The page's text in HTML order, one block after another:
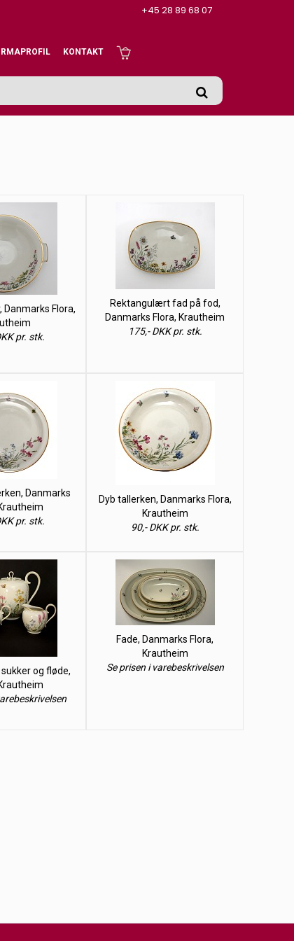
+45 28 89 68 07
KONTAKT
Danmarks Flora,
pr. stk.
Rektangulært fad på fod,
Danmarks Flora, Krautheim
175,- DKK pr. stk.
Danmarks
pr. stk.
Dyb tallerken, Danmarks Flora,
Krautheim
90,- DKK pr. stk.
og fløde,
Fade, Danmarks Flora,
Krautheim
Se prisen i varebeskrivelsen